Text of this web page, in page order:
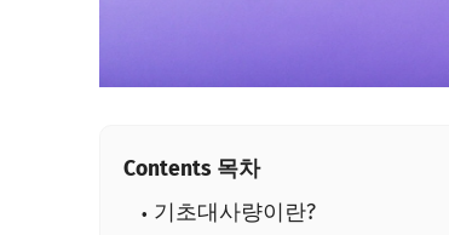
Contents 목차
기초대사량이란?